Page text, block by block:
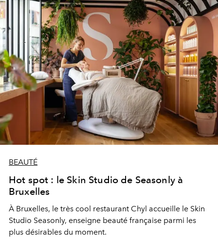
BEAUTÉ
Hot spot : le Skin Studio de Seasonly à
Bruxelles
À Bruxelles, le très cool restaurant Chyl accueille le Skin
Studio Seasonly, enseigne beauté française parmi les
plus désirables du moment.